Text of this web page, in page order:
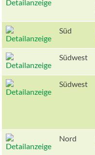
Süd
Südwest
Südwest
Nord